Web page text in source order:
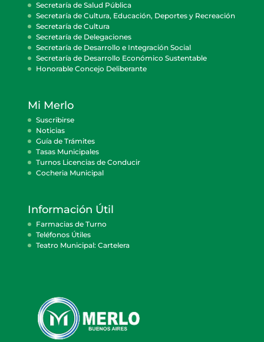
Secretaría de Salud Pública
Secretaría de Cultura, Educación, Deportes y Recreación
Secretaría de Cultura
Secretaría de Delegaciones
Secretaría de Desarrollo e Integración Social
Secretaría de Desarrollo Económico Sustentable
Honorable Concejo Deliberante
Mi Merlo
Suscribirse
Noticias
Guía de Trámites
Tasas Municipales
Turnos Licencias de Conducir
Cocheria Municipal
Información Útil
Farmacias de Turno
Teléfonos Útiles
Teatro Municipal: Cartelera